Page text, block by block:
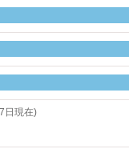
日現在)